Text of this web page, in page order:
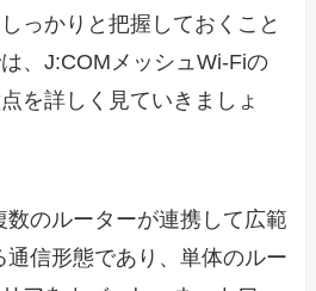
っかりと把握しておくこと
、J:COMメッシュWi-Fiの
を詳しく見ていきましょ
数のルーターが連携して広範
通信形態であり、単体のルー